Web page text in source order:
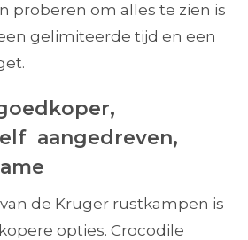
proberen om alles te zien is
gelimiteerde tijd en een
aangedreven,
de Kruger rustkampen is
opties. Crocodile